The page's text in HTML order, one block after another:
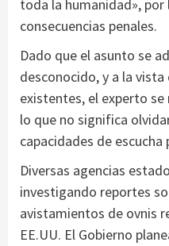
toda la humanidad»,
consecuencias penales.
Dado que el asunto se
desconocido, y a la
existentes, el experto
lo que no significa
capacidades de
Diversas agencias
investigando reportes
avistamientos de ovnis
EE.UU. El Gobierno